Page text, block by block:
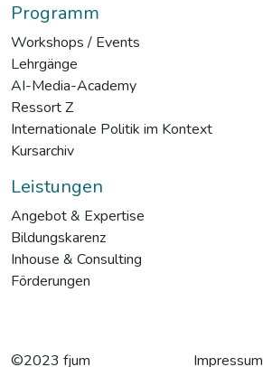
Programm
Workshops / Events
Lehrgänge
AI-Media-Academy
Ressort Z
Internationale Politik im Kontext
Kursarchiv
Leistungen
Angebot & Expertise
Bildungskarenz
Inhouse & Consulting
Förderungen
Impressum
©2023 fjum